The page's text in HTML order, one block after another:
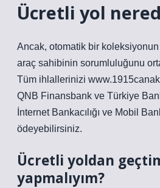
Ücretli yol
Ancak, otomatik bir
araç sahibinin sorumluluğunu
Tüm ihlallerinizi
QNB Finansbank ve Türkiye
İnternet Bankacılığı ve Mobil
ödeyebilirsiniz.
Ücretli yoldan
yapmalıyım?